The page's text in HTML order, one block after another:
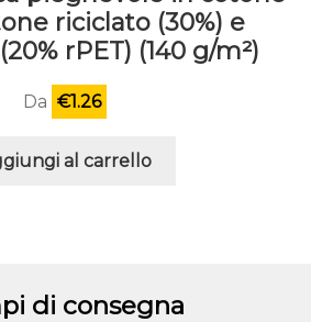
riciclato (30%) e
rPET) (140 g/m²)
Da €1.26
al carrello
di consegna